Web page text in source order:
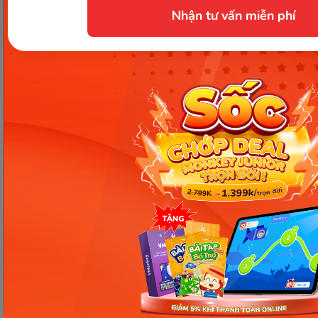
Nhận tư vấn miễn phí
Thời gian nhận kết quả và chứng chỉ VSTEP. (Ảnh: Sưu tầm
Internet)
VSTEP có thời hạn bao lâu?" đã
được giải đáp chi tiết trong bài viết. Mặc dù chứng
chỉ VSTEP không có thời hạn cố định trên phôi
bằng, nhưng giá trị sử dụng thực tế của nó phụ
thuộc vào yêu cầu của từng đơn vị, tổ chức. Do đó,
bạn nên chủ động tìm hiểu kỹ thông tin để đảm
bảo chứng chỉ VSTEP của mình đáp ứng được yêu